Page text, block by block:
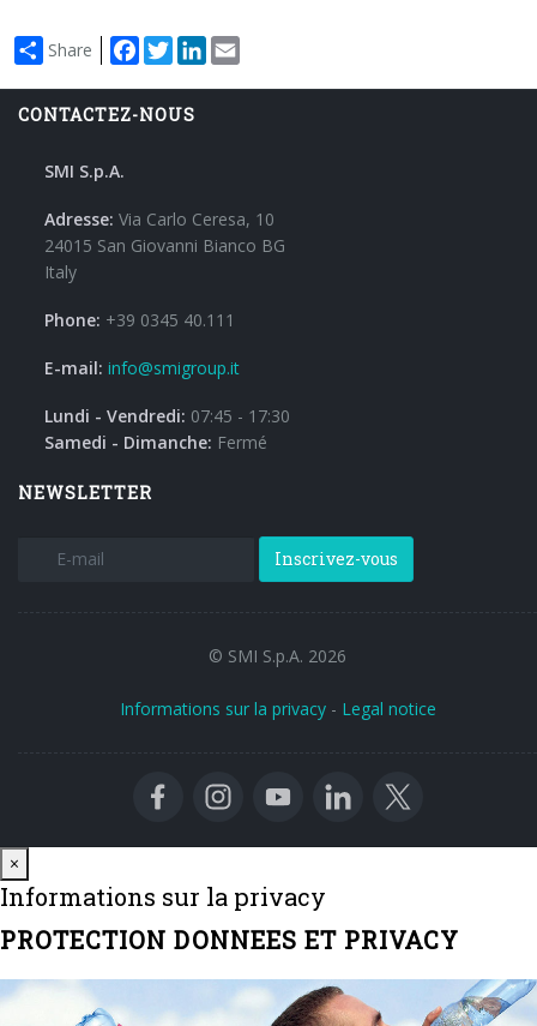
Share Facebook
TwitterLinkedIn
CONTACTEZ-NOUS
SMI S.p.A.
Adresse: Via Carlo Ceresa, 10
24015 San Giovanni Bianco BG
Italy
Phone: +39 0345 40.111
E-mail: info@smigroup.it
Lundi - Vendredi: 07:45 - 17:30
Samedi - Dimanche: Fermé
NEWSLETTER
Inscrivez-vous
© SMI S.p.A. 2026
Informations sur la privacy- Legal notice
×
Informations sur la privacy
PROTECTION DONNEES ET PRIVACY